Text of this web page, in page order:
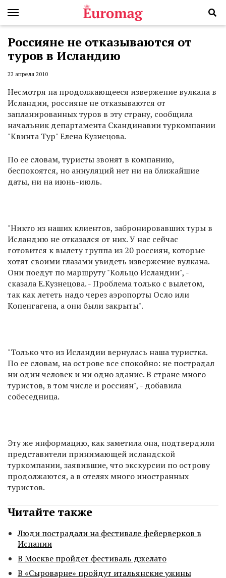
Россияне не отказываются от
туров в Исландию
22 апреля 2010
Несмотря на продолжающееся извержение вулкана в
Исландии, россияне не отказываются от
запланированных туров в эту страну, сообщила
начальник департамента Скандинавии туркомпании
"Квинта Тур" Елена Кузнецова.
По ее словам, туристы звонят в компанию,
беспокоятся, но аннуляций нет ни на ближайшие
даты, ни на июнь-июль.
"Никто из наших клиентов, забронировавших туры в
Исландию не отказался от них. У нас сейчас
готовится к вылету группа из 20 россиян, которые
хотят своими глазами увидеть извержение вулкана.
Они поедут по маршруту "Кольцо Исландии", -
сказала Е.Кузнецова. - Проблема только с вылетом,
так как лететь надо через аэропорты Осло или
Копенгагена, а они были закрыты".
"Только что из Исландии вернулась наша туристка.
По ее словам, на острове все спокойно: не пострадал
ни один человек и ни одно здание. В стране много
туристов, в том числе и россиян", - добавила
собеседница.
Эту же информацию, как заметила она, подтвердили
представители принимающей исландской
туркомпании, заявившие, что экскурсии по острову
продолжаются, а в отелях много иностранных
туристов.
Читайте также
Люди пострадали на фестивале фейерверков в
Испании
В Москве пройдет фестиваль джелато
В «Сыроварне» пройдут итальянские ужины